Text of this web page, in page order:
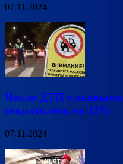
07.11.2024
Число ДТП с
сократилось на 11%
07.11.2024